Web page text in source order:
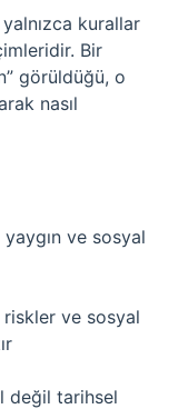
kurallar
Bir
görüldüğü, o
nasıl
ve sosyal
ve sosyal
değil tarihsel